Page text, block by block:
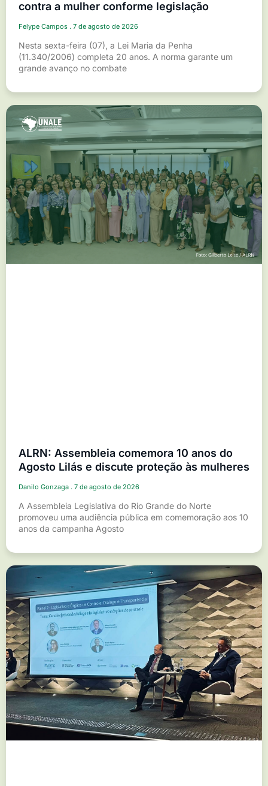
contra a mulher conforme legislação
Felype Campos 7 de agosto de 2026
Nesta sexta-feira (07), a Lei Maria da Penha
(11.340/2006) completa 20 anos. A norma garante um
grande avanço no combate
ALRN: Assembleia comemora 10 anos do
Agosto Lilás e discute proteção às mulheres
Danilo Gonzaga 7 de agosto de 2026
A Assembleia Legislativa do Rio Grande do Norte
promoveu uma audiência pública em comemoração aos 10
anos da campanha Agosto